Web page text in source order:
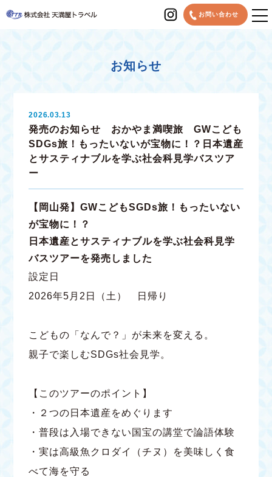
お問い合わせ
MENU
お知らせ
2026.03.13
発売のお知らせ おかやま満喫旅 GWこども
SDGs旅！もったいないが宝物に！？日本遺産
とサスティナブルを学ぶ社会科見学バスツア
ー
【岡山発】GWこどもSGDs旅！もったいない
が宝物に！？
日本遺産とサスティナブルを学ぶ社会科見学
バスツアーを発売しました
設定日
2026年5月2日（土） 日帰り
こどもの「なんで？」が未来を変える。
親子で楽しむSDGs社会見学。
【このツアーのポイント】
・２つの日本遺産をめぐります
・普段は入場できない国宝の講堂で論語体験
・実は高級魚クロダイ（チヌ）を美味しく食
べて海を守る